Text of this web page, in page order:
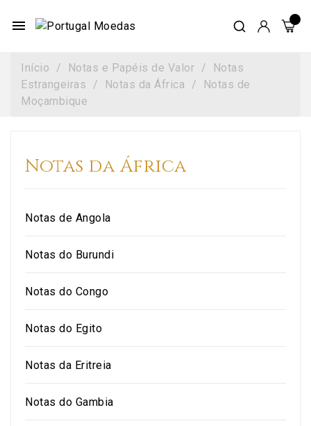
menu
Início Notas e Papéis de Valor
Notas
Estrangeiras
Notas da África
Notas de
Moçambique
Notas da África
Notas de Angola
Notas do Burundi
Notas do Congo
Notas do Egito
Notas da Eritreia
Notas do Gambia